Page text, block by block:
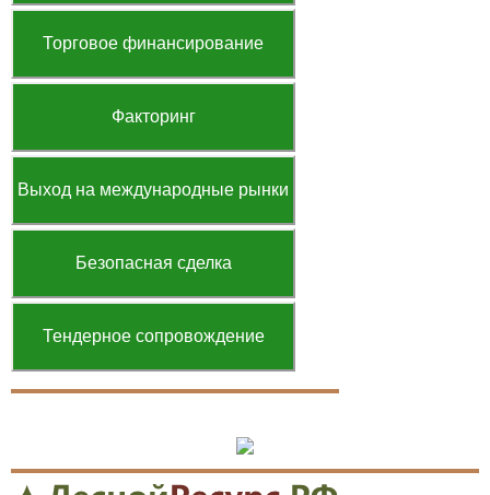
Торговое финансирование
Факторинг
Выход на международные рынки
Безопасная сделка
Тендерное сопровождение